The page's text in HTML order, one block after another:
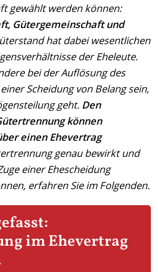
gewählt werden können:
Gütergemeinschaft und
hat dabei wesentlichen
der Eheleute.
bei der Auflösung des
Scheidung von Belang sein,
geht. Den
können
einen Ehevertrag
genau bewirkt und
einer Ehescheidung
erfahren Sie im Folgenden.
im Ehevertrag